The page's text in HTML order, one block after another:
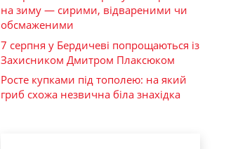
на зиму — сирими, відвареними чи
обсмаженими
7 серпня у Бердичеві попрощаються із
Захисником Дмитром Плаксюком
Росте купками під тополею: на який
гриб схожа незвична біла знахідка